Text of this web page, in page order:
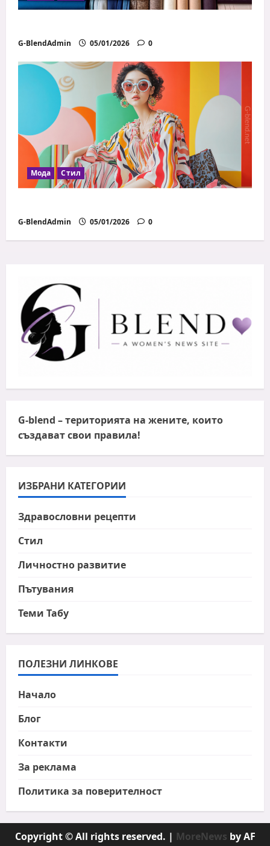
G-BlendAdmin 05/01/2026 0
Мода Стил
G-BlendAdmin 05/01/2026 0
G-blend – територията на жените, които
създават свои правила!
ИЗБРАНИ КАТЕГОРИИ
Здравословни рецепти
Стил
Личностно развитие
Пътувания
Теми Табу
ПОЛЕЗНИ ЛИНКОВЕ
Начало
Блог
Контакти
За реклама
Политика за поверителност
Copyright © All rights reserved. | MoreNews by AF